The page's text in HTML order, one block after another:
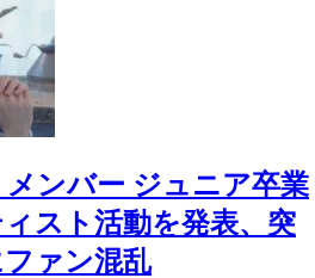
メンバー ジュニア卒業
スト活動を発表、突
ァン混乱